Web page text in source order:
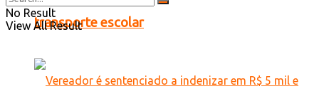
transporte escolar
No Result
View All Result